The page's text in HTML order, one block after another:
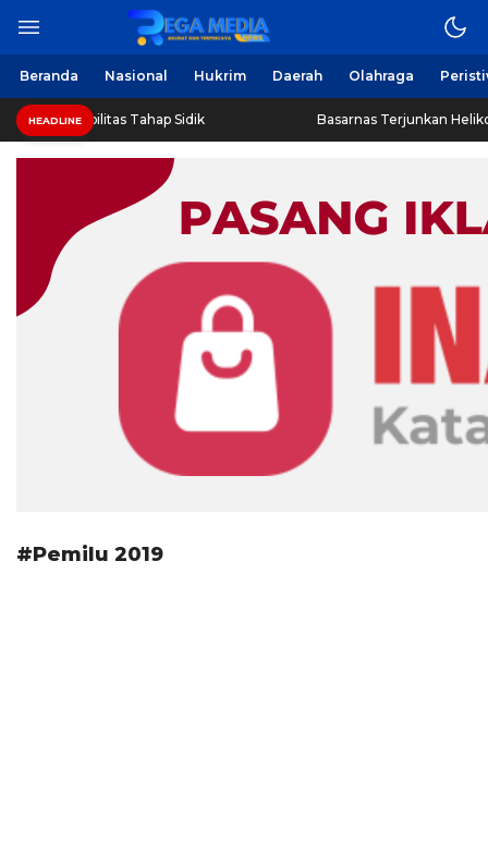
Regamedianews.com
Berita Harian Online
Beranda Nasional Hukrim Daerah Olahraga
HEADLINE
Disabilitas Tahap Sidik Basarnas Terjunkan Helikopter
#Pemilu 2019